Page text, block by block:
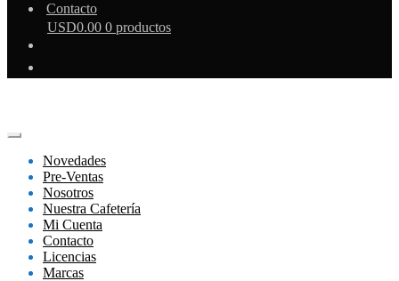
Contacto
USD0.00 0 productos
Novedades
Pre-Ventas
Nosotros
Nuestra Cafetería
Mi Cuenta
Contacto
Licencias
Marcas